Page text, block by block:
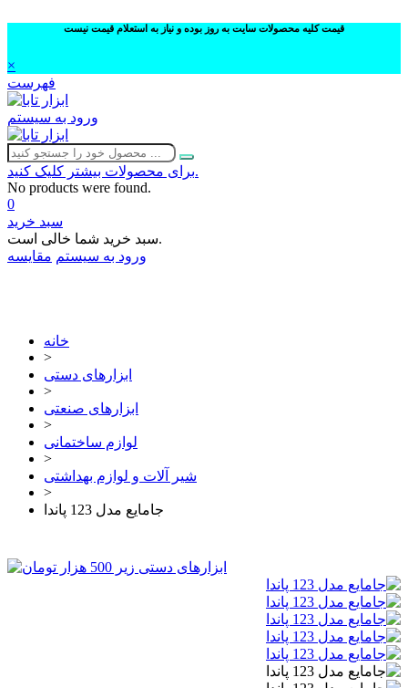
قیمت کلیه محصولات سایت به روز بوده و نیاز به استعلام قیمت نیست
×
فهرست
ورود به سیستم
برای محصولات بیشتر کلیک کنید.
No products were found.
0
سبد خرید
سبد خرید شما خالی است.
ورود به سیستم مقایسه
خانه
>
ابزارهای دستی
>
ابزارهای صنعتی
>
لوازم ساختمانی
>
شیر آلات و لوازم بهداشتی
>
جامایع مدل 123 پاندا